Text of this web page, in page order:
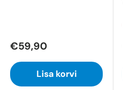
€59,90
Lisa korvi